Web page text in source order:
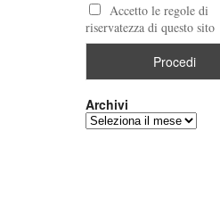
Accetto le regole di
riservatezza di questo sito
Archivi
Archivi